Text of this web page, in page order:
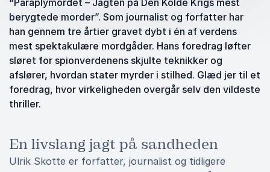
“Paraplymordet – Jagten på Den Kolde Krigs mest
berygtede morder”. Som journalist og forfatter har
han gennem tre årtier gravet dybt i én af verdens
mest spektakulære mordgåder. Hans foredrag løfter
sløret for spionverdenens skjulte teknikker og
afslører, hvordan stater myrder i stilhed. Glæd jer til et
foredrag, hvor virkeligheden overgår selv den vildeste
thriller.
En livslang jagt på sandheden
Ulrik Skotte er forfatter, journalist og tidligere